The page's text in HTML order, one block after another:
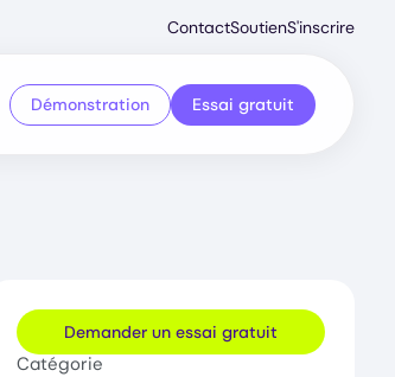
Menu
ContactSoutienS'inscrire
Démonstration Essai gratuit
Demander un essai gratuit
Catégorie